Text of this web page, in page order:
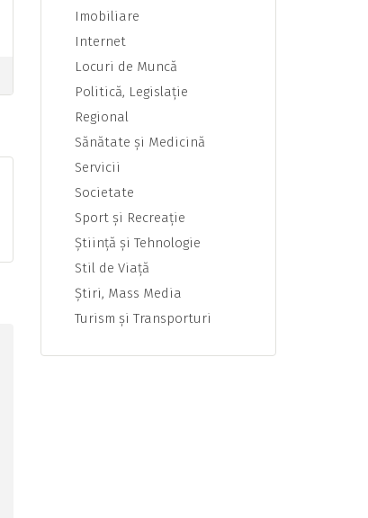
Imobiliare
Internet
Locuri de Muncă
Politică, Legislaţie
Regional
Sănătate şi Medicină
Servicii
Societate
Sport şi Recreaţie
Ştiinţă şi Tehnologie
Stil de Viaţă
Ştiri, Mass Media
Turism şi Transporturi